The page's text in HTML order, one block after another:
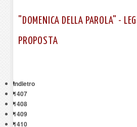
"DOMENICA DELLA PAROLA" -
PROPOSTA
Indietro
1407
1408
1409
1410